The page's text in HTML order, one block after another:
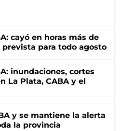
cayó en horas más de
para todo agosto
inundaciones, cortes
La Plata, CABA y el
y se mantiene la alerta
la provincia